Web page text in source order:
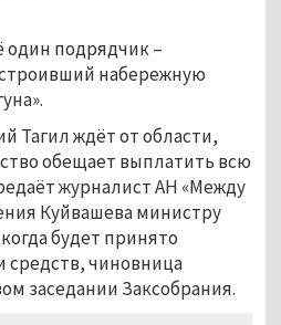
один подрядчик –
набережную
Тагил ждёт от области,
обещает выплатить всю
журналист АН «Между
Куйвашева министру
будет принято
чиновница
заседании Заксобрания.